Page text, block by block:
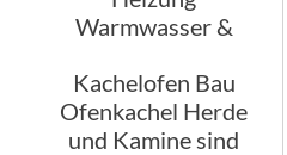
Warmwasser &
einem
Kachelofen Bau
Ofenkachel Herde
und Kamine sind